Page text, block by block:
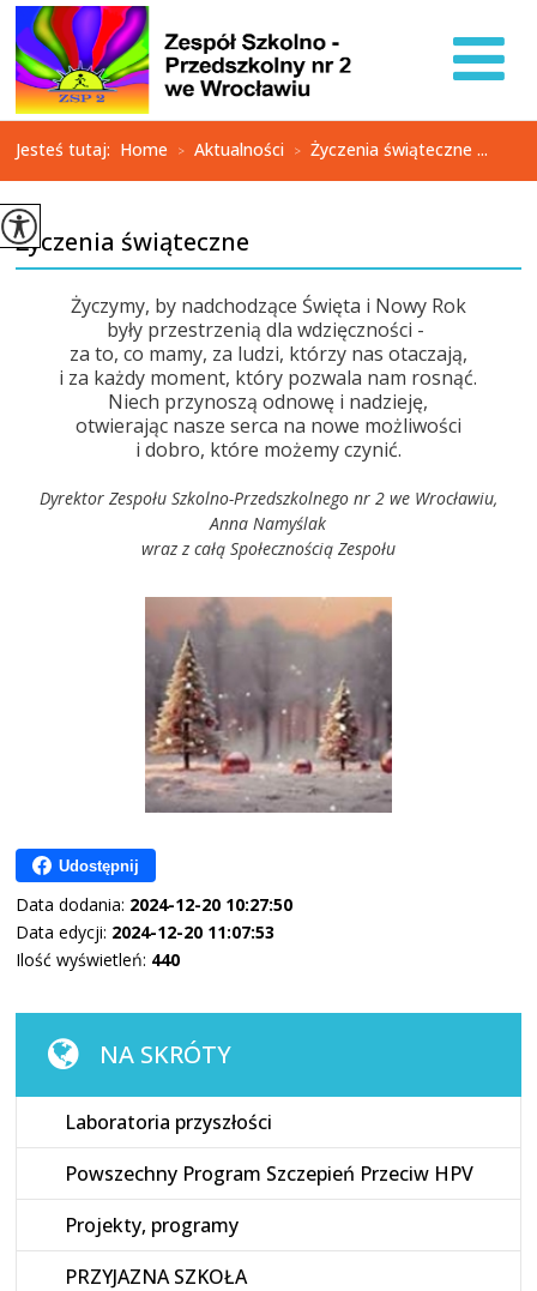
Jesteś tutaj: Home > Aktualności > Życzenia świąteczne ...
Życzenia świąteczne
Życzymy, by nadchodzące Święta i Nowy Rok
były przestrzenią dla wdzięczności -
za to, co mamy, za ludzi, którzy nas otaczają,
i za każdy moment, który pozwala nam rosnąć.
Niech przynoszą odnowę i nadzieję,
otwierając nasze serca na nowe możliwości
i dobro, które możemy czynić.
Dyrektor Zespołu Szkolno-Przedszkolnego nr 2 we Wrocławiu,
Anna Namyślak
wraz z całą Społecznością Zespołu
Udostępnij
Data dodania: 2024-12-20 10:27:50
Data edycji: 2024-12-20 11:07:53
Ilość wyświetleń: 440
NA SKRÓTY
Laboratoria przyszłości
Powszechny Program Szczepień Przeciw HPV
Projekty, programy
PRZYJAZNA SZKOŁA